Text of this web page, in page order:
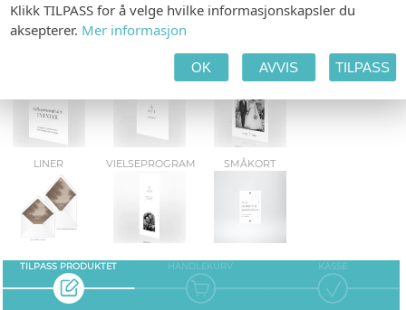
TAKKEKORT
LINER VIELSEPROGRAM SMÅKORT
TILPASS PRODUKTET HANDLEKURV KASSE
Klikk TILPASS for å velge hvilke informasjonskapsler du
aksepterer. Mer informasjon
OK AVVIS TILPASS